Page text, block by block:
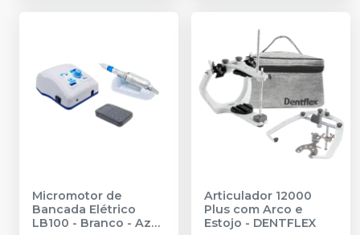
Micromotor de
Bancada Elétrico
LB100 - Branco - Azul
Articulador 12000
Plus com Arco e
Estojo - DENTFLEX